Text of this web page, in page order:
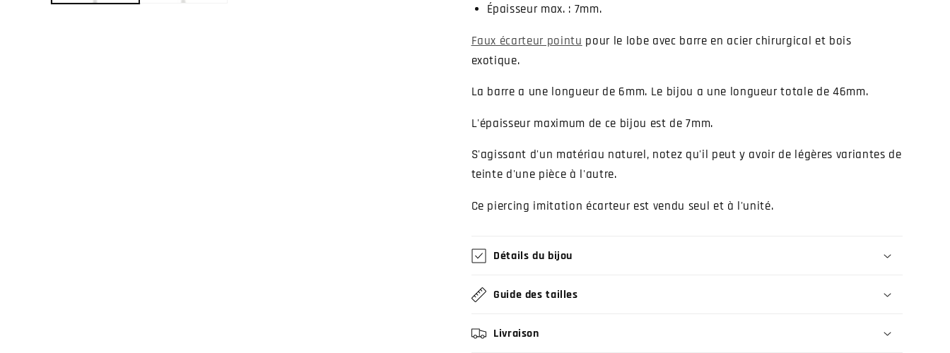
Épaisseur max. : 7mm.
Faux écarteur pointu pour le lobe avec barre en acier chirurgical et bois
exotique.
La barre a une longueur de 6mm. Le bijou a une longueur totale de 46mm.
L'épaisseur maximum de ce bijou est de 7mm.
S'agissant d'un matériau naturel, notez qu'il peut y avoir de légères variantes de
teinte d'une pièce à l'autre.
Ce piercing imitation écarteur est vendu seul et à l'unité.
Détails du bijou
Guide des tailles
Livraison